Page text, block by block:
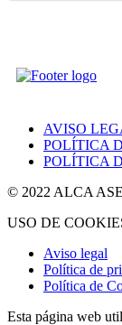
AVISO
POLÍTICA
POLÍTICA
© 2022 ALCA
USO DE
Aviso legal
Política de
Política de
Esta página web